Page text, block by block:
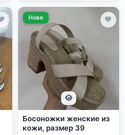
Нове
Босоножки женские из
кожи, размер 39